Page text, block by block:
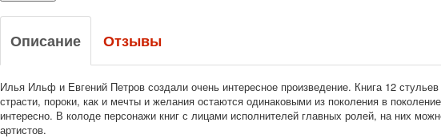
Описание Отзывы
Илья Ильф и Евгений Петров создали очень интересное произведение. Книга 12
страсти, пороки, как и мечты и желания остаются одинаковыми из поколения в
интересно. В колоде персонажи книг с лицами исполнителей главных ролей, на них
артистов.